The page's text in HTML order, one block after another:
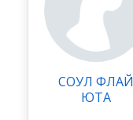
СОУЛ ФЛАЙ
ЮТА